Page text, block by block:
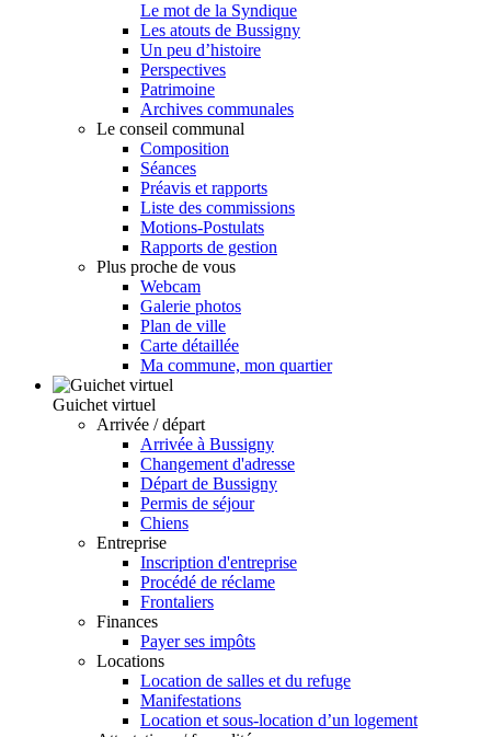
Le mot de la Syndique
Les atouts de Bussigny
Un peu d’histoire
Perspectives
Patrimoine
Archives communales
Le conseil communal
Composition
Séances
Préavis et rapports
Liste des commissions
Motions-Postulats
Rapports de gestion
Plus proche de vous
Webcam
Galerie photos
Plan de ville
Carte détaillée
Ma commune, mon quartier
Guichet virtuel
Arrivée / départ
Arrivée à Bussigny
Changement d'adresse
Départ de Bussigny
Permis de séjour
Chiens
Entreprise
Inscription d'entreprise
Procédé de réclame
Frontaliers
Finances
Payer ses impôts
Locations
Location de salles et du refuge
Manifestations
Location et sous-location d’un logement